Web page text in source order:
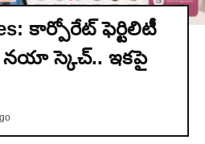
కార్పోరేట్ ఫెర్టిలిటీ
నయా స్కెచ్.. ఇకపై